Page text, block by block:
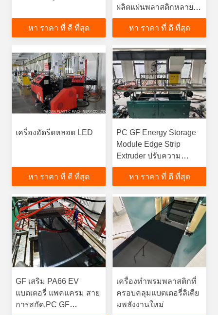
หา ราคา ที่ ดี ที่สุด
ผลิตแผ่นพลาสติกหลาย
ผนังแข็ง
หา ราคา ที่ ดี ที่สุด
เครื่องอัดรีดหลอด LED
หา ราคา ที่ ดี ที่สุด
PC GF Energy Storage
Module Edge Strip
Extruder ปรับความ
แข็งแกร่งจากเส้นใยแก้ว
PA66 แบตเตอรี่ลิธีਅਮ
หา ราคา ที่ ดี ที่สุด
GF เสริม PA66 EV
แบตเตอรี่ แพคแครม สาย
การสกัด,PC GF
เครื่องทําพรมพลาสติกที่
ครอบคลุมแบตเตอรี่ลิเดีย
มพลังงานใหม่